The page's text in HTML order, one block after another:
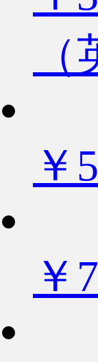
￥
￥